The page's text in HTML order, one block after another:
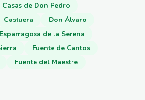
Casas de Don Pedro
Castuera
Don Álvaro
Esparragosa de la Serena
Fuente de Cantos
Fuente del Maestre